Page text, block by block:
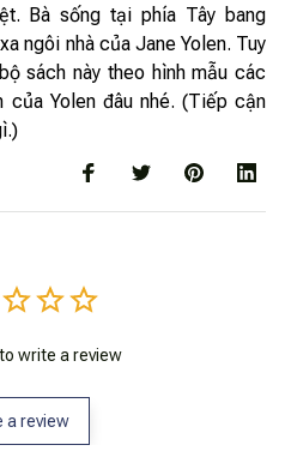
Bà sống tại phía Tây bang
ngôi nhà của Jane Yolen. Tuy
sách này theo hình mẫu các
của Yolen đâu nhé. (Tiếp cận
write a review
a review